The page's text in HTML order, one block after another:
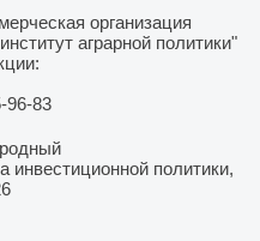
организация
аграрной политики"
96-83
инвестиционной политики,